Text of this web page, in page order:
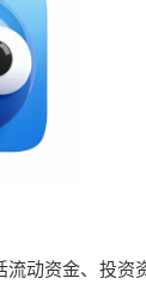
动资金、投